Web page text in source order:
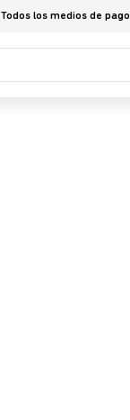
Todos los medios de pago